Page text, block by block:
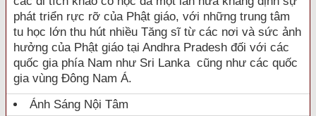
phát triển rực rỡ của Phật giáo, với những trung tâm
tu học lớn thu hút nhiều Tăng sĩ từ các nơi và sức ảnh
hưởng của Phật giáo tại Andhra Pradesh đối với các
quốc gia phía Nam như Sri Lanka cũng như các quốc
gia vùng Đông Nam Á.
Ánh Sáng Nội Tâm